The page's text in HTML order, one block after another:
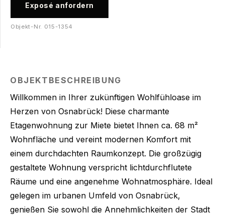
Exposé anfordern
Objekt-Nr. 015-1354
OBJEKTBESCHREIBUNG
Willkommen in Ihrer zukünftigen Wohlfühloase im
Herzen von Osnabrück! Diese charmante
Etagenwohnung zur Miete bietet Ihnen ca. 68 m²
Wohnfläche und vereint modernen Komfort mit
einem durchdachten Raumkonzept. Die großzügig
gestaltete Wohnung verspricht lichtdurchflutete
Räume und eine angenehme Wohnatmosphäre. Ideal
gelegen im urbanen Umfeld von Osnabrück,
genießen Sie sowohl die Annehmlichkeiten der Stadt